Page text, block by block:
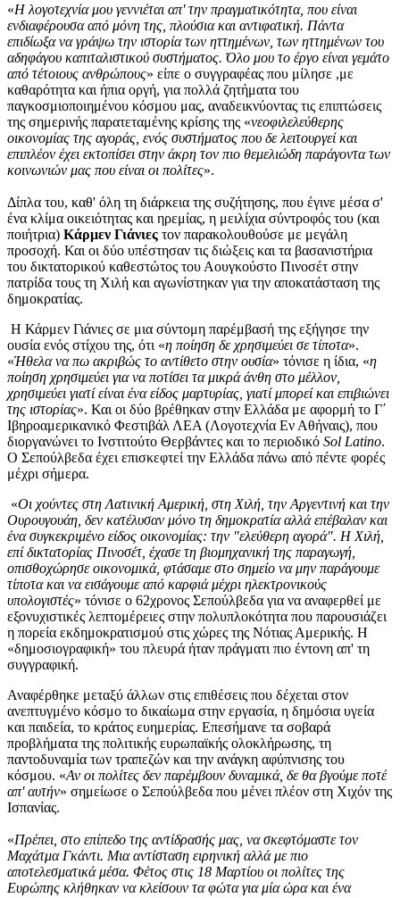
«Η λογοτεχνία μου γεννιέται απ' την πραγματικότητα, που είναι
ενδιαφέρουσα από μόνη της, πλούσια και αντιφατική. Πάντα
επιδίωξα να γράψω την ιστορία των ηττημένων, των ηττημένων του
αδηφάγου καπιταλιστικού συστήματος. Όλο μου το έργο είναι γεμάτο
από τέτοιους ανθρώπους» είπε ο συγγραφέας που μίλησε ,με
καθαρότητα και ήπια οργή, για πολλά ζητήματα του
παγκοσμιοποιημένου κόσμου μας, αναδεικνύοντας τις επιπτώσεις
της σημερινής παρατεταμένης κρίσης της «νεοφιλελεύθερης
οικονομίας της αγοράς, ενός συστήματος που δε λειτουργεί και
επιπλέον έχει εκτοπίσει στην άκρη τον πιο θεμελιώδη παράγοντα των
κοινωνιών μας που είναι οι πολίτες».
Δίπλα του, καθ' όλη τη διάρκεια της συζήτησης, που έγινε μέσα σ'
ένα κλίμα οικειότητας και ηρεμίας, η μειλίχια σύντροφός του (και
ποιήτρια) Κάρμεν Γιάνιες τον παρακολουθούσε με μεγάλη
προσοχή. Και οι δύο υπέστησαν τις διώξεις και τα βασανιστήρια
του δικτατορικού καθεστώτος του Αουγκούστο Πινοσέτ στην
πατρίδα τους τη Χιλή και αγωνίστηκαν για την αποκατάσταση της
δημοκρατίας.
Η Κάρμεν Γιάνιες σε μια σύντομη παρέμβασή της εξήγησε την
ουσία ενός στίχου της, ότι «η ποίηση δε χρησιμεύει σε τίποτα».
«Ήθελα να πω ακριβώς το αντίθετο στην ουσία» τόνισε η ίδια, «η
ποίηση χρησιμεύει για να ποτίσει τα μικρά άνθη στο μέλλον,
χρησιμεύει γιατί είναι ένα είδος μαρτυρίας, γιατί μπορεί και επιβιώνει
της ιστορίας». Και οι δύο βρέθηκαν στην Ελλάδα με αφορμή το Γ΄
Ιβηροαμερικανικό Φεστιβάλ ΛΕΑ (Λογοτεχνία Εν Αθήναις), που
διοργανώνει το Ινστιτούτο Θερβάντες και το περιοδικό Sol Latino.
Ο Σεπούλβεδα έχει επισκεφτεί την Ελλάδα πάνω από πέντε φορές
μέχρι σήμερα.
«Οι χούντες στη Λατινική Αμερική, στη Χιλή, την Αργεντινή και την
Ουρουγουάη, δεν κατέλυσαν μόνο τη δημοκρατία αλλά επέβαλαν και
ένα συγκεκριμένο είδος οικονομίας: την "ελεύθερη αγορά". Η Χιλή,
επί δικτατορίας Πινοσέτ, έχασε τη βιομηχανική της παραγωγή,
οπισθοχώρησε οικονομικά, φτάσαμε στο σημείο να μην παράγουμε
τίποτα και να εισάγουμε από καρφιά μέχρι ηλεκτρονικούς
υπολογιστές» τόνισε ο 62χρονος Σεπούλβεδα για να αναφερθεί με
εξονυχιστικές λεπτομέρειες στην πολυπλοκότητα που παρουσιάζει
η πορεία εκδημοκρατισμού στις χώρες της Νότιας Αμερικής. Η
«δημοσιογραφική» του πλευρά ήταν πράγματι πιο έντονη απ' τη
συγγραφική.
Αναφέρθηκε μεταξύ άλλων στις επιθέσεις που δέχεται στον
ανεπτυγμένο κόσμο το δικαίωμα στην εργασία, η δημόσια υγεία
και παιδεία, το κράτος ευημερίας. Επεσήμανε τα σοβαρά
προβλήματα της πολιτικής ευρωπαϊκής ολοκλήρωσης, τη
παντοδυναμία των τραπεζών και την ανάγκη αφύπνισης του
κόσμου. «Αν οι πολίτες δεν παρέμβουν δυναμικά, δε θα βγούμε ποτέ
απ' αυτήν» σημείωσε ο Σεπούλβεδα που μένει πλέον στη Χιχόν της
Ισπανίας.
«Πρέπει, στο επίπεδο της αντίδρασής μας, να σκεφτόμαστε τον
Μαχάτμα Γκάντι. Μια αντίσταση ειρηνική αλλά με πιο
αποτελεσματικά μέσα. Φέτος στις 18 Μαρτίου οι πολίτες της
Ευρώπης κλήθηκαν να κλείσουν τα φώτα για μία ώρα και ένα